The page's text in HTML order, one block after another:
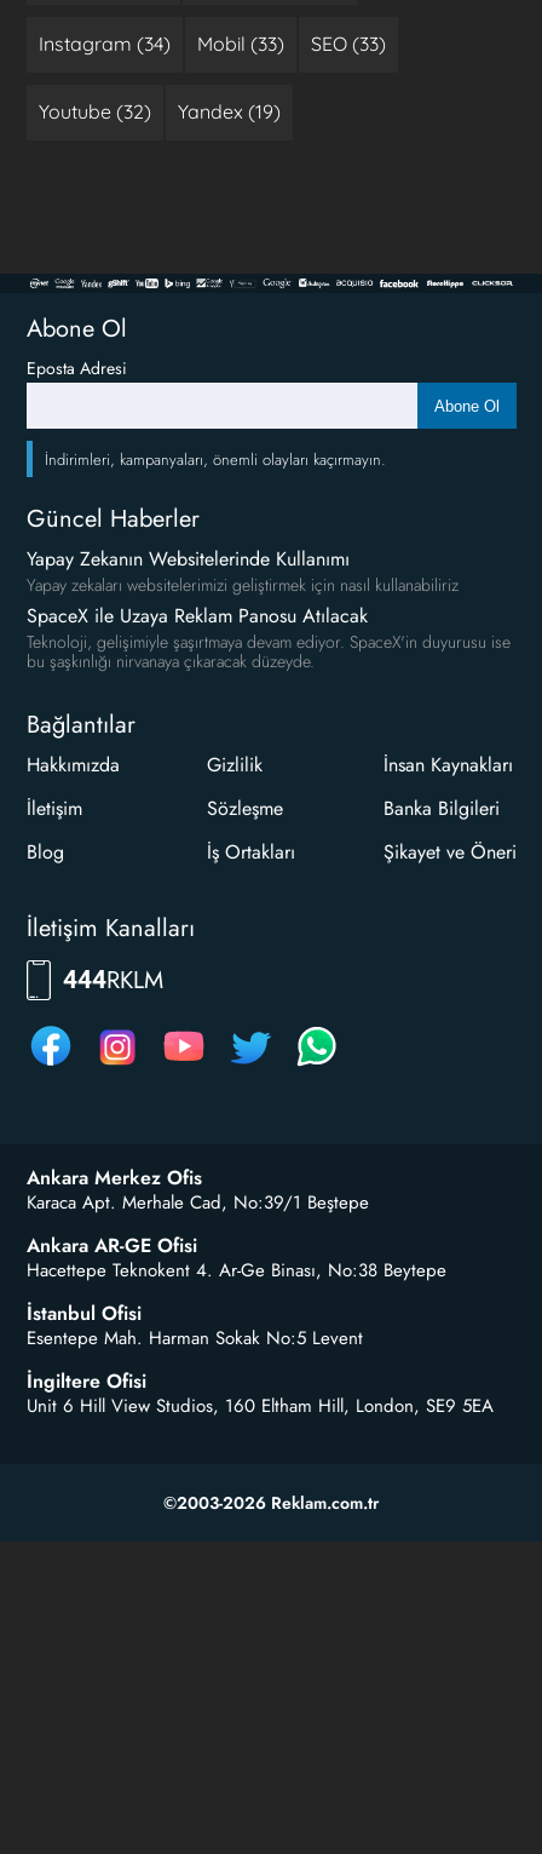
Instagram (34) Mobil (33) SEO (33)
Youtube (32) Yandex (19)
Abone Ol
Eposta Adresi
Abone Ol
İndirimleri, kampanyaları, önemli olayları kaçırmayın.
Güncel Haberler
Yapay Zekanın Websitelerinde Kullanımı
Yapay zekaları websitelerimizi geliştirmek için nasıl kullanabiliriz
SpaceX ile Uzaya Reklam Panosu Atılacak
Teknoloji, gelişimiyle şaşırtmaya devam ediyor. SpaceX'in duyurusu ise
bu şaşkınlığı nirvanaya çıkaracak düzeyde.
Bağlantılar
Hakkımızda
İletişim
Blog
Gizlilik
Sözleşme
İş Ortakları
İnsan Kaynakları
Banka Bilgileri
Şikayet ve Öneri
İletişim Kanalları
444RKLM
Ankara Merkez Ofis
Karaca Apt. Merhale Cad, No:39/1 Beştepe
Ankara AR-GE Ofisi
Hacettepe Teknokent 4. Ar-Ge Binası, No:38 Beytepe
İstanbul Ofisi
Esentepe Mah. Harman Sokak No:5 Levent
İngiltere Ofisi
Unit 6 Hill View Studios, 160 Eltham Hill, London, SE9 5EA
©2003-2026 Reklam.com.tr